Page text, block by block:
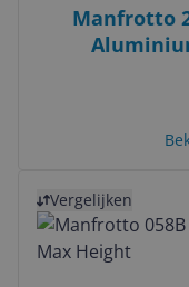
Manfrotto
Vergelijken